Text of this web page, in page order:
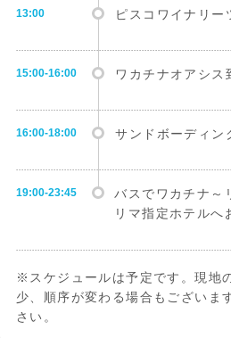
13:00 ピスコワイナリー
15:00-16:00 ワカチナオアシス
16:00-18:00 サンドボーディン
19:00-23:45
バスでワカチナ～
リマ指定ホテルへ
※スケジュールは予定です。現地
少、順序が変わる場合もございま
さい。